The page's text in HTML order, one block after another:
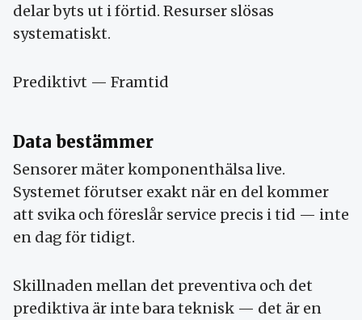
delar byts ut i förtid. Resurser slösas
systematiskt.
Prediktivt — Framtid
Data bestämmer
Sensorer mäter komponenthälsa live.
Systemet förutser exakt när en del kommer
att svika och föreslår service precis i tid — inte
en dag för tidigt.
Skillnaden mellan det preventiva och det
prediktiva är inte bara teknisk — det är en